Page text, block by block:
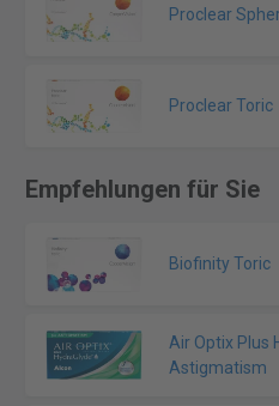
Proclear
Proclear Toric
Empfehlungen für Sie
Biofinity Toric
Air Optix Plus
Astigmatism